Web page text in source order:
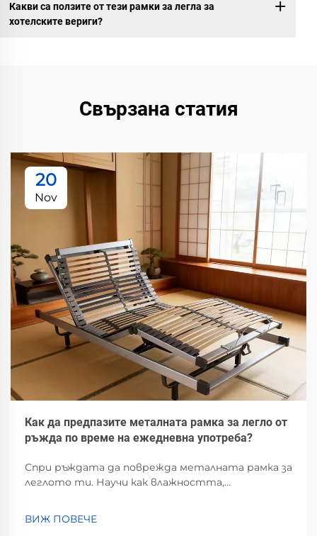
Какви са ползите от тези рамки за легла за
хотелските вериги?
Свързана статия
20
Nov
Как да предпазите металната рамка за легло от
ръжда по време на ежедневна употреба?
Спри ръждата да поврежда металната рамка за
леглото ти. Научи как влажността,
доказаните стъпки за предотвратяването ѝ.
ВИЖ ПОВЕЧЕ